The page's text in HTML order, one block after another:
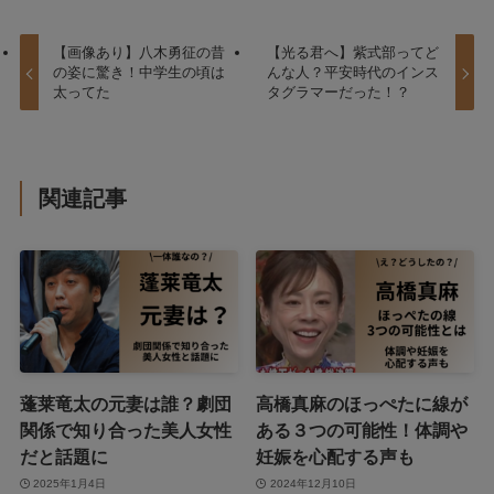
【画像あり】八木勇征の昔
の姿に驚き！中学生の頃は
太ってた
【光る君へ】紫式部ってど
んな人？平安時代のインス
タグラマーだった！？
関連記事
蓬莱竜太の元妻は誰？劇団
関係で知り合った美人女性
だと話題に
2025年1月4日
高橋真麻のほっぺたに線が
ある３つの可能性！体調や
妊娠を心配する声も
2024年12月10日